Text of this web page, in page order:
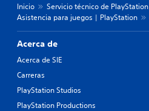
Inicio
Servicio técnico de PlayStation
Asistencia para juegos | PlayStation
Acerca de
Acerca de SIE
Carreras
PlayStation Studios
PlayStation Productions